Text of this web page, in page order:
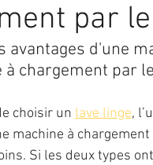
par
avantages d'une
à chargement par
choisir un lave linge,
machine à
Si les deux types